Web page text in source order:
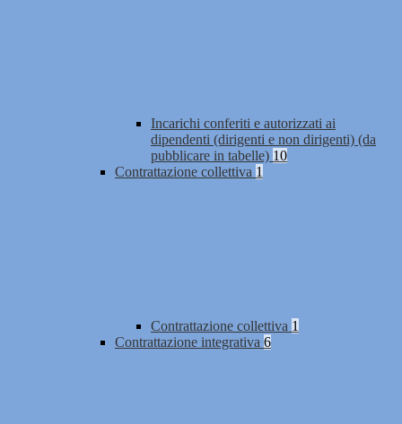
Incarichi conferiti e autorizzati ai
dipendenti (dirigenti e non dirigenti) (da
pubblicare in tabelle) 10
Contrattazione collettiva 1
Contrattazione collettiva 1
Contrattazione integrativa 6